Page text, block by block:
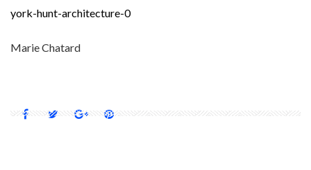
york-hunt-architecture-0
Marie Chatard